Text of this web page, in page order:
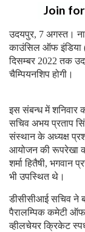
Join
उदयपुर, 7 अगस्त।
काउंसिल ऑफ इंडिया
दिसम्बर 2022 तक
चैम्पियनशिप होगी।
इस संबन्ध में शनिवार
सचिव अभय प्रताप
संस्थान के अध्यक्ष
आयोजन की रूपरेखा
शर्मा हितैषी, भगवान
भी उपस्थित थे।
डीसीसीआई सचिव ने
पैरालम्पिक कमेटी ऑफ
व्हीलचेयर क्रिकेट